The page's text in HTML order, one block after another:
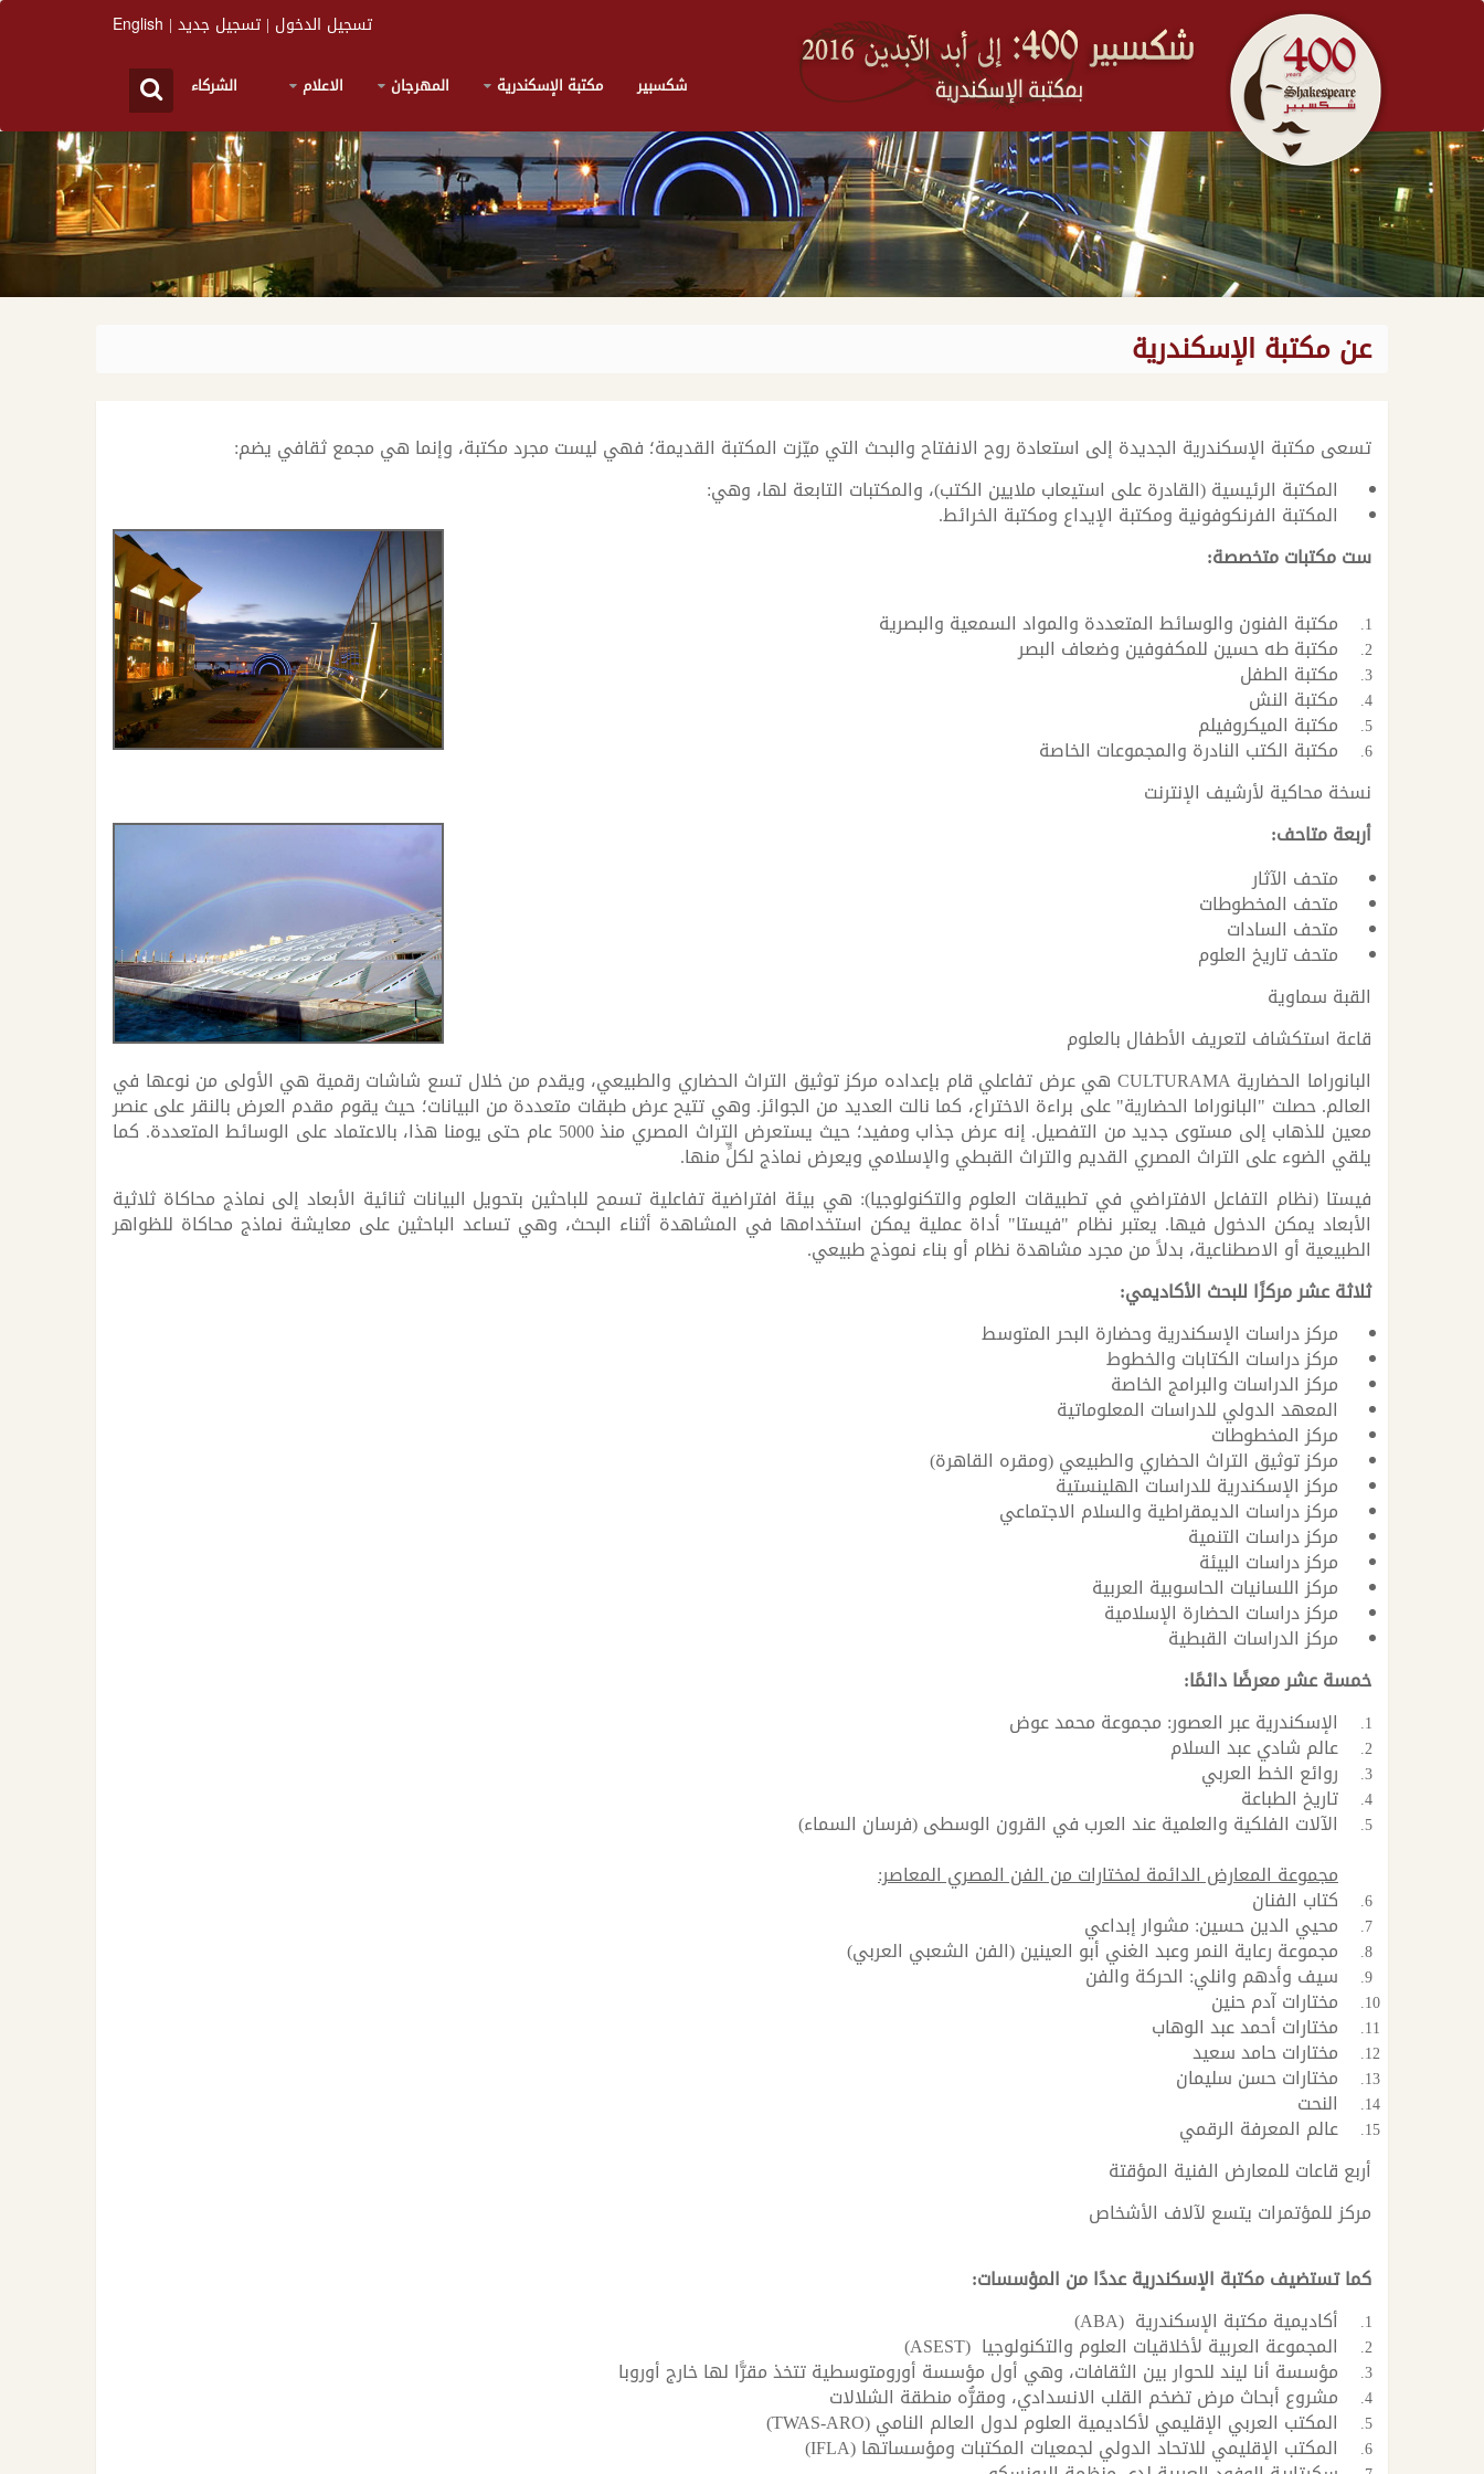
تسجيل الدخول | تسجيل جديد |
English
شكسبير مكتبة الإسكندرية المهرجان الاعلام الشركاء
عن مكتبة الإسكندرية
تسعى مكتبة الإسكندرية الجديدة إلى استعادة روح الانفتاح والبحث التي ميّزت المكتبة القديمة؛ فهي ليست مجرد مكتبة، وإنما هي مجمع ثقافي يضم:
المكتبة الرئيسية (القادرة على استيعاب ملايين الكتب)، والمكتبات التابعة لها، وهي:
المكتبة الفرنكوفونية ومكتبة الإيداع ومكتبة الخرائط.
ست مكتبات متخصصة:
مكتبة الفنون والوسائط المتعددة والمواد السمعية والبصرية
مكتبة طه حسين للمكفوفين وضعاف البصر
مكتبة الطفل
مكتبة النش
مكتبة الميكروفيلم
مكتبة الكتب النادرة والمجموعات الخاصة
نسخة محاكية لأرشيف الإنترنت
أربعة متاحف:
متحف الآثار
متحف المخطوطات
متحف السادات
متحف تاريخ العلوم
القبة سماوية
قاعة استكشاف لتعريف الأطفال بالعلوم
البانوراما الحضارية CULTURAMA هي عرض تفاعلي قام بإعداده مركز توثيق التراث الحضاري والطبيعي، ويقدم من خلال تسع شاشات رقمية هي الأولى من نوعها في
العالم. حصلت "البانوراما الحضارية" على براءة الاختراع، كما نالت العديد من الجوائز. وهي تتيح عرض طبقات متعددة من البيانات؛ حيث يقوم مقدم العرض بالنقر على عنصر
معين للذهاب إلى مستوى جديد من التفصيل. إنه عرض جذاب ومفيد؛ حيث يستعرض التراث المصري منذ 5000 عام حتى يومنا هذا، بالاعتماد على الوسائط المتعددة. كما
يلقي الضوء على التراث المصري القديم والتراث القبطي والإسلامي ويعرض نماذج لكلٍّ منها.
فيستا (نظام التفاعل الافتراضي في تطبيقات العلوم والتكنولوجيا): هي بيئة افتراضية تفاعلية تسمح للباحثين بتحويل البيانات ثنائية الأبعاد إلى نماذج محاكاة ثلاثية
الأبعاد يمكن الدخول فيها. يعتبر نظام "فيستا" أداة عملية يمكن استخدامها في المشاهدة أثناء البحث، وهي تساعد الباحثين على معايشة نماذج محاكاة للظواهر
الطبيعية أو الاصطناعية، بدلاً من مجرد مشاهدة نظام أو بناء نموذج طبيعي.
ثلاثة عشر مركزًا للبحث الأكاديمي:
مركز دراسات الإسكندرية وحضارة البحر المتوسط
مركز دراسات الكتابات والخطوط
مركز الدراسات والبرامج الخاصة
المعهد الدولي للدراسات المعلوماتية
مركز المخطوطات
مركز توثيق التراث الحضاري والطبيعي (ومقره القاهرة)
مركز الإسكندرية للدراسات الهلينستية
مركز دراسات الديمقراطية والسلام الاجتماعي
مركز دراسات التنمية
مركز دراسات البيئة
مركز اللسانيات الحاسوبية العربية
مركز دراسات الحضارة الإسلامية
مركز الدراسات القبطية
خمسة عشر معرضًا دائمًا:
الإسكندرية عبر العصور: مجموعة محمد عوض
عالم شادي عبد السلام
روائع الخط العربي
تاريخ الطباعة
الآلات الفلكية والعلمية عند العرب في القرون الوسطى (فرسان السماء)
مجموعة المعارض الدائمة لمختارات من الفن المصري المعاصر:
كتاب الفنان
محيي الدين حسين: مشوار إبداعي
مجموعة رعاية النمر وعبد الغني أبو العينين (الفن الشعبي العربي)
سيف وأدهم وانلي: الحركة والفن
مختارات آدم حنين
مختارات أحمد عبد الوهاب
مختارات حامد سعيد
مختارات حسن سليمان
النحت
عالم المعرفة الرقمي
أربع قاعات للمعارض الفنية المؤقتة
مركز للمؤتمرات يتسع لآلاف الأشخاص
كما تستضيف مكتبة الإسكندرية عددًا من المؤسسات:
أكاديمية مكتبة الإسكندرية (ABA)
المجموعة العربية لأخلاقيات العلوم والتكنولوجيا (ASEST)
مؤسسة أنا ليند للحوار بين الثقافات، وهي أول مؤسسة أورومتوسطية تتخذ مقرًّا لها خارج أوروبا
مشروع أبحاث مرض تضخم القلب الانسدادي، ومقرُّه منطقة الشلالات
المكتب العربي الإقليمي لأكاديمية العلوم لدول العالم النامي (TWAS-ARO)
المكتب الإقليمي للاتحاد الدولي لجمعيات المكتبات ومؤسساتها (IFLA)